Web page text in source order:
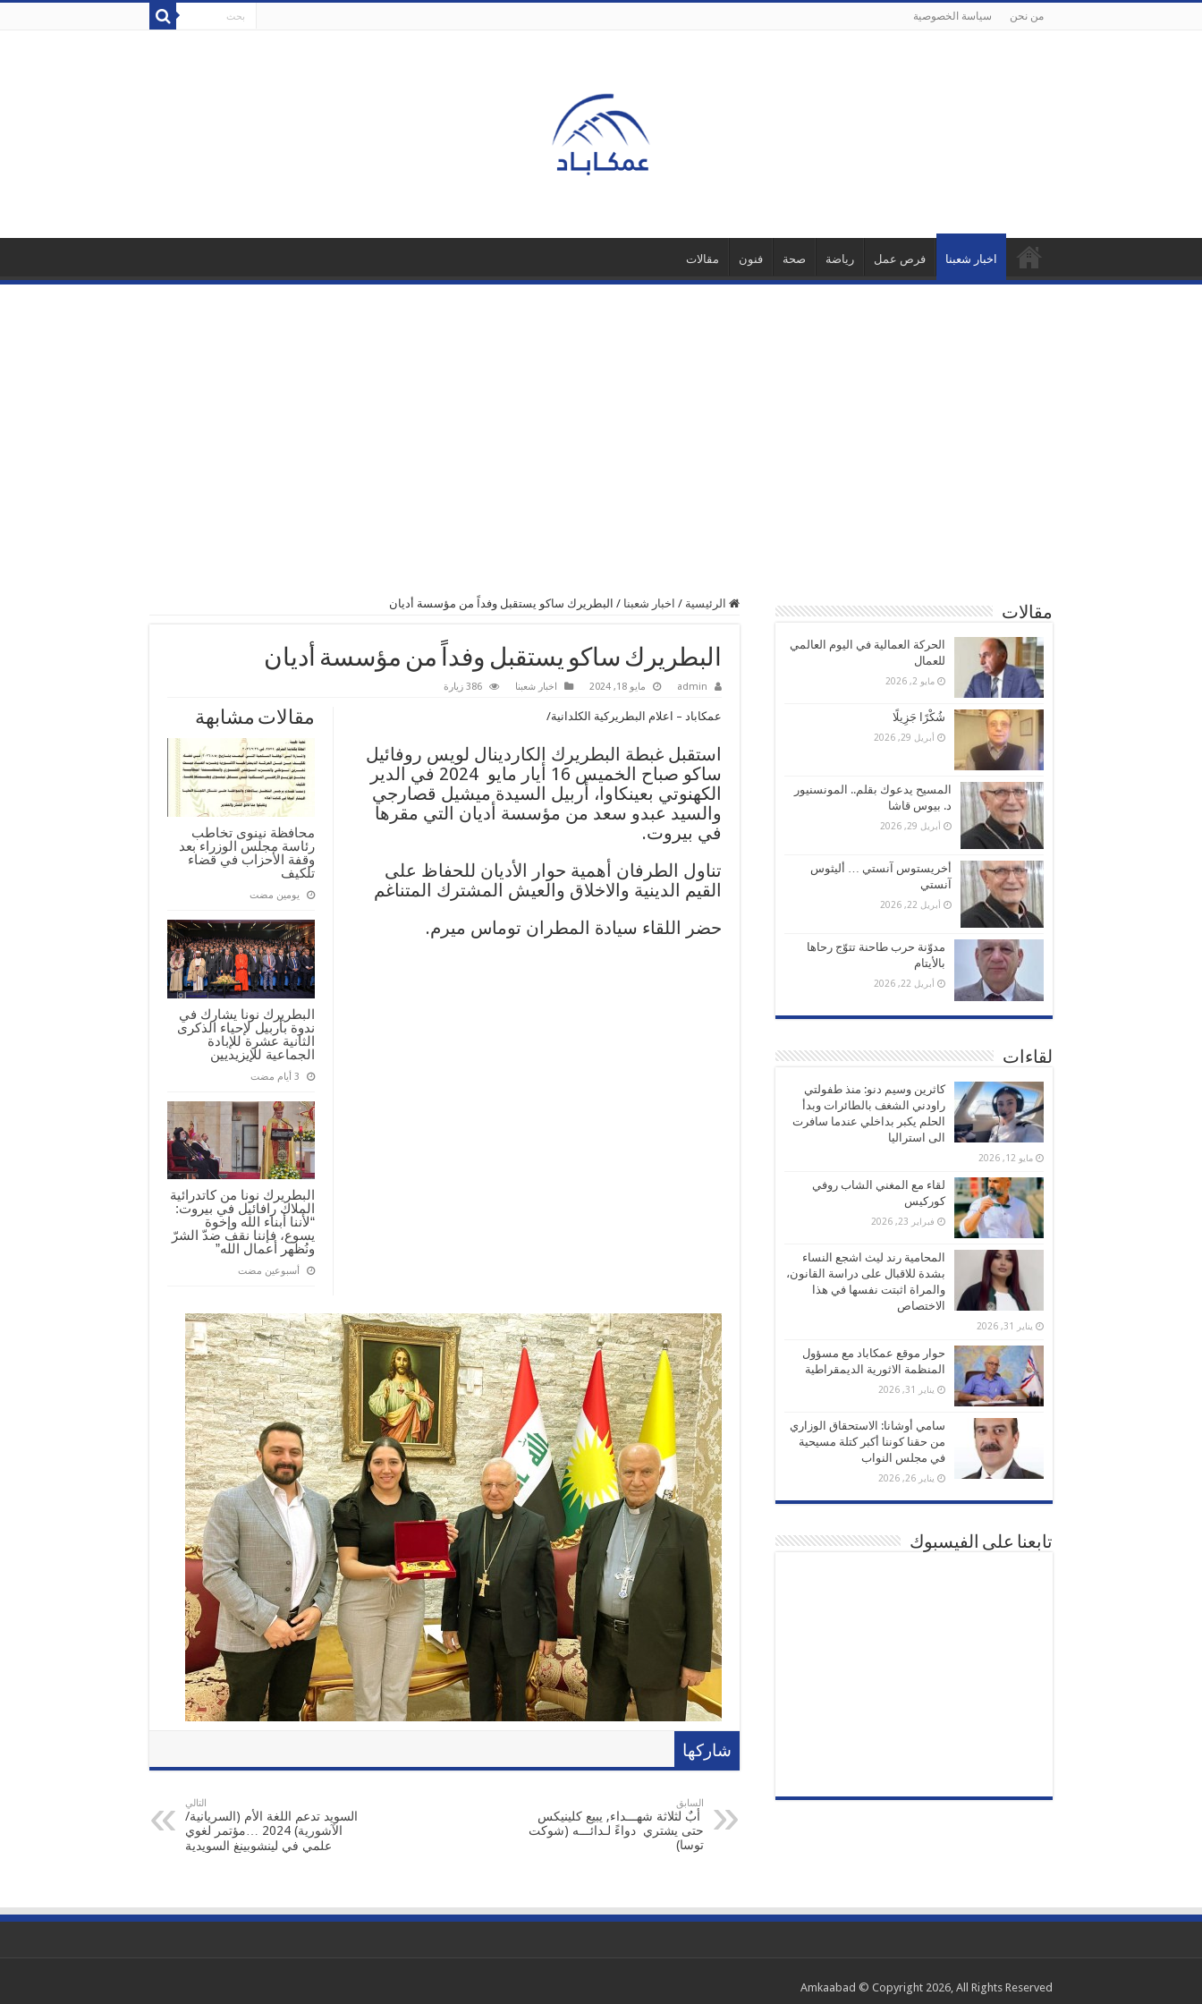
من نحن سياسة الخصوصية
اخبار شعبنا فرص عمل رياضة صحة فنون مقالات
الرئيسية / اخبار شعبنا / البطريرك ساكو يستقبل وفداً من مؤسسة أديان
البطريرك ساكو يستقبل وفداً من مؤسسة أديان
admin مايو 18, 2024 اخبار شعبنا 386 زيارة
مقالات مشابهة
محافظة نينوى تخاطب
رئاسة مجلس الوزراء بعد
وقفة الأحزاب في قضاء
تلكيف
‏يومين مضت
البطريرك نونا يشارك في
ندوة بأربيل لإحياء الذكرى
الثانية عشرة للإبادة
الجماعية للإيزيديين
البطريرك نونا من كاتدرائية
الملاك رافائيل في بيروت:
“لأننا أبناء الله وإخوة
يسوع، فإننا نقف ضدّ الشرّ
ونُظهر أعمال الله”
‏أسبوعين مضت
عمكاباد – اعلام البطريركية الكلدانية/
استقبل غبطة البطريرك الكاردينال لويس روفائيل
ساكو صباح الخميس 16 أيار مايو 2024 في الدير
الكهنوتي بعينكاوا، أربيل السيدة ميشيل قصارجي
والسيد عبدو سعد من مؤسسة أديان التي مقرها
في بيروت.
تناول الطرفان أهمية حوار الأديان للحفاظ على
القيم الدينية والاخلاق والعيش المشترك المتناغم
حضر اللقاء سيادة المطران توماس ميرم.
شاركها
السابق
أبٌ لثلاثة شهـــداء, يبيع كلينيكس
حتى يشتري دواءً لـدائـــه (شوكت
توسا)
التالي
السويد تدعم اللغة الأم (السريانية/
الآشورية) 2024 …مؤتمر لغوي
علمي في لينشوبينغ السويدية
مقالات
الحركة العمالية في اليوم العالمي
للعمال
مايو 2, 2026
شُكْرًا جَزِيلًا
أبريل 29, 2026
المسيح يدعوك بقلم.. المونسنيور
د. بيوس قاشا
أبريل 29, 2026
أخريستوس آنستي … أليثوس
آنستي
أبريل 22, 2026
مدوّنة حرب طاحنة تتوّج رحاها
بالأيتام
أبريل 22, 2026
لقاءات
كاثرين وسيم دنو: منذ طفولتي
راودني الشغف بالطائرات وبدأ
الحلم يكبر بداخلي عندما سافرت
الى استراليا
مايو 12, 2026
لقاء مع المغني الشاب روفي
كوركيس
فبراير 23, 2026
المحامية رند ليث اشجع النساء
بشدة للاقبال على دراسة القانون،
والمراة اثبتت نفسها في هذا
الاختصاص
يناير 31, 2026
حوار موقع عمكاباد مع مسؤول
المنظمة الاثورية الديمقراطية
يناير 31, 2026
سامي أوشانا: الاستحقاق الوزاري
من حقنا كوننا أكبر كتلة مسيحية
في مجلس النواب
يناير 26, 2026
تابعنا على الفيسبوك
Amkaabad © Copyright 2026, All Rights Reserved